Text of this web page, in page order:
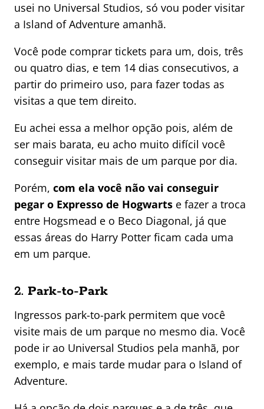
usei no Universal Studios, só vou poder visitar
a Island of Adventure amanhã.
Você pode comprar tickets para um, dois, três
ou quatro dias, e tem 14 dias consecutivos, a
partir do primeiro uso, para fazer todas as
visitas a que tem direito.
Eu achei essa a melhor opção pois, além de
ser mais barata, eu acho muito difícil você
conseguir visitar mais de um parque por dia.
Porém, com ela você não vai conseguir
pegar o Expresso de Hogwarts e fazer a troca
entre Hogsmead e o Beco Diagonal, já que
essas áreas do Harry Potter ficam cada uma
em um parque.
2. Park-to-Park
Ingressos park-to-park permitem que você
visite mais de um parque no mesmo dia. Você
pode ir ao Universal Studios pela manhã, por
exemplo, e mais tarde mudar para o Island of
Adventure.